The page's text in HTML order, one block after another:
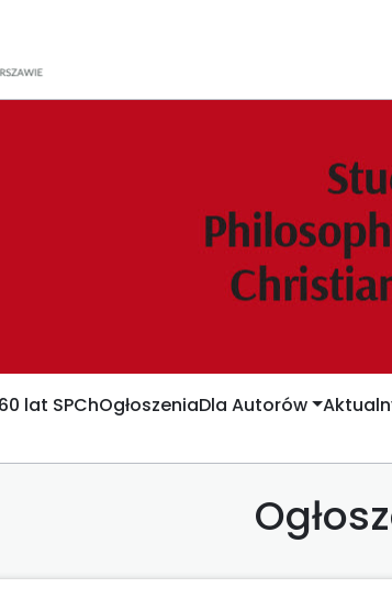
60 lat SPChOgłoszeniaDla Autorów